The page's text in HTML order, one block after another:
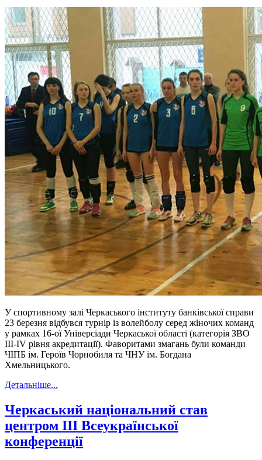
У спортивному залі Черкаського інституту банківської справи
23 березня відбувся турнір із волейболу серед жіночих команд
у рамках 16-ої Універсіади Черкаської області (категорія ЗВО
ІІІ-ІV рівня акредитації). Фаворитами змагань були команди
ЧІПБ ім. Героїв Чорнобиля та ЧНУ ім. Богдана
Хмельницького.
Детальніше...
Черкаський національний став
центром ІІІ Всеукраїнської
конференції